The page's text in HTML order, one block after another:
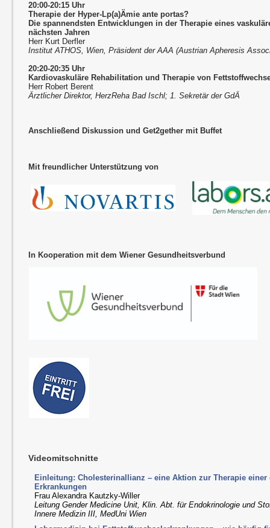
20:00-20:15 Uhr
Therapie der Hyper-Lp(a)Ämie ante portas?
Die spannendsten Entwicklungen in der Therapie eines
nächsten Jahren
Herr Kurt Derfler
Institut ATHOS, Wien, Präsident der AAA (Austrian Apheresis
20:20-20:35 Uhr
Kardiovaskuläre Rehabilitation und Therapie von
Herr Robert Berent
Ärztlicher Direktor, HerzReha Bad Ischl; 1. Sekretär der GdÄ
Anschließend Diskussion und Get2gether mit Buffet
Mit freundlicher Unterstützung von
In Kooperation mit dem Wiener Gesundheitsverbund
Videomitschnitte
Einleitung: Cholesterinallianz – eine Aktion zur Therapie
Erkrankungen
Frau Alexandra Kautzky-Willer
Leitung Gender Medicine Unit, Klin. Abt. für Endokrinologie und
Innere Medizin III, MedUni Wien